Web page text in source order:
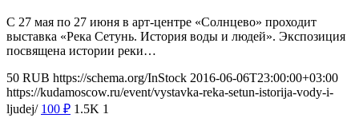
С 27 мая по 27 июня в арт-центре «Солнцево» проходит
выставка «Река Сетунь. История воды и людей». Экспозиция
посвящена истории реки…
50 RUB https://schema.org/InStock 2016-06-06T23:00:00+03:00
https://kudamoscow.ru/event/vystavka-reka-setun-istorija-vody-i-
ljudej/ 100 ₽ 1.5K 1